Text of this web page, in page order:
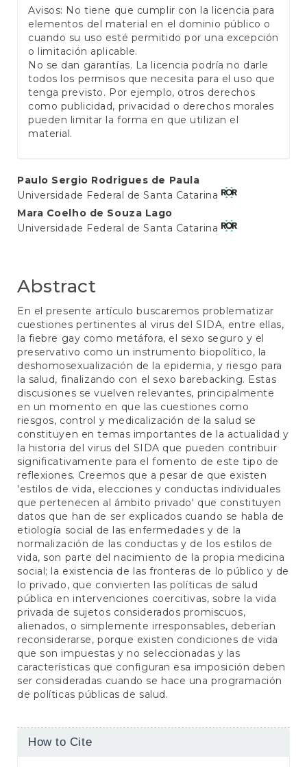
Avisos: No tiene que cumplir con la licencia para
elementos del material en el dominio público o
cuando su uso esté permitido por una excepción
o limitación aplicable.
No se dan garantías. La licencia podría no darle
todos los permisos que necesita para el uso que
tenga previsto. Por ejemplo, otros derechos
como publicidad, privacidad o derechos morales
pueden limitar la forma en que utilizan el
material.
Main
Article
Content
Paulo Sergio Rodrigues de Paula
Universidade Federal de Santa Catarina
Mara Coelho de Souza Lago
Universidade Federal de Santa Catarina
Abstract
En el presente artículo buscaremos problematizar
cuestiones pertinentes al virus del SIDA, entre ellas,
la fiebre gay como metáfora, el sexo seguro y el
preservativo como un instrumento biopolítico, la
deshomosexualización de la epidemia, y riesgo para
la salud, finalizando con el sexo barebacking. Estas
discusiones se vuelven relevantes, principalmente
en un momento en que las cuestiones como
riesgos, control y medicalización de la salud se
constituyen en temas importantes de la actualidad y
la historia del virus del SIDA que pueden contribuir
significativamente para el fomento de este tipo de
reflexiones. Creemos que a pesar de que existen
'estilos de vida, elecciones y conductas individuales
que pertenecen al ámbito privado' que constituyen
datos que han de ser explicados cuando se habla de
etiología social de las enfermedades y de la
normalización de las conductas y de los estilos de
vida, son parte del nacimiento de la propia medicina
social; la existencia de las fronteras de lo público y de
lo privado, que convierten las políticas de salud
pública en intervenciones coercitivas, sobre la vida
privada de sujetos considerados promiscuos,
alienados, o simplemente irresponsables, deberían
reconsiderarse, porque existen condiciones de vida
que son impuestas y no seleccionadas y las
características que configuran esa imposición deben
ser consideradas cuando se hace una programación
de políticas públicas de salud.
Article
How to Cite